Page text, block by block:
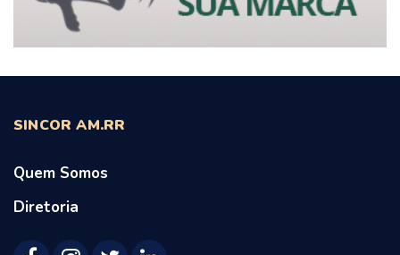
SINCOR AM.RR
Quem Somos
Diretoria